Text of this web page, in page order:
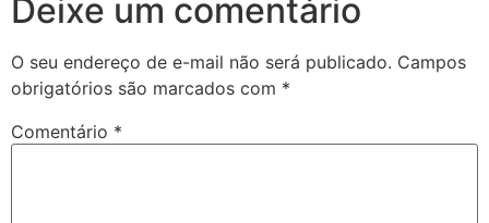
Deixe um comentário
O seu endereço de e-mail não será publicado. Campos
obrigatórios são marcados com *
Comentário *